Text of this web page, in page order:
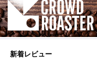
新着レビュー